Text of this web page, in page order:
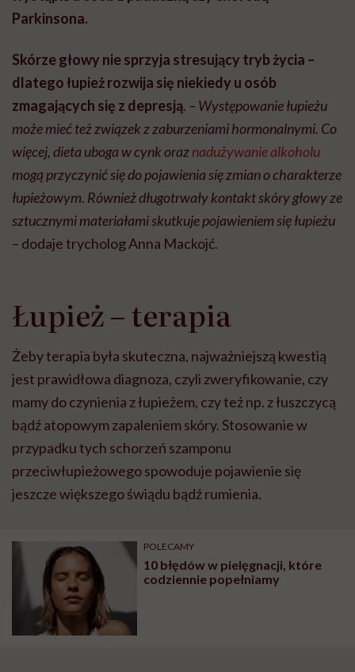
Parkinsona.
Skórze głowy nie sprzyja stresujący tryb życia –
dlatego łupież rozwija się niekiedy u osób
zmagających się z depresją. – Występowanie łupieżu
może mieć też związek z zaburzeniami hormonalnymi. Co
więcej, dieta uboga w cynk oraznadużywanie alkoholu
mogą przyczynić się do pojawienia się zmian o charakterze
łupieżowym. Również długotrwały kontakt skóry głowy ze
sztucznymi materiałami skutkuje pojawieniem się łupieżu
– dodaje trycholog Anna Mackojć.
Łupież – terapia
Żeby terapia była skuteczna, najważniejszą kwestią
jest prawidłowa diagnoza, czyli zweryfikowanie, czy
mamy do czynienia z łupieżem, czy też np. z łuszczycą
bądź atopowym zapaleniem skóry. Stosowanie w
przypadku tych schorzeń szamponu
przeciwłupieżowego spowoduje pojawienie się
jeszcze większego świądu bądź rumienia.
POLECAMY
10 błędów w pielęgnacji, które
codziennie popełniamy